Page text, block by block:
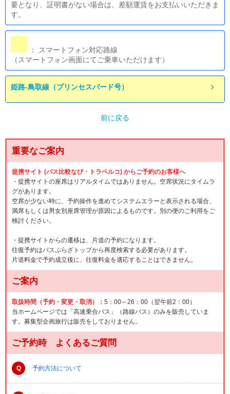
要となり、証明書がない場合は、差額運賃をお支払いいただきま
す。
： スマートフォン対応路線
（スマートフォン画面にてご乗車いただけます）
姫路-鳥取線（プリンセスバード号）
前に戻る
重要なご案内
提携サイト (バス比較なび・トラベルコ) からご予約のお客様へ
・提携サイトの座席はリアルタイムではありません。空席状況にタイムラ
グがあります。
空席が少ない時に、予約操作を進めてシステムエラーと表示される場合、
満席もしくは男女別座席管理が原因によるものです。別の便のご利用をご
検討ください。
・提携サイトからの遷移は、片道の予約になります。
往復予約はバスぷらざトップから再度検索する必要があります。
片道料金で予約成立後に、往復料金を適応することはできません。
ご案内
取扱時間（予約・変更・取消）： 5：00～26：00（翌午前2：00）
当ホームページでは「高速乗合バス」（路線バス）のみを販売していま
す。募集型企画旅行は販売をしておりません。
ご予約時 よくあるご質問
Q 予約方法について